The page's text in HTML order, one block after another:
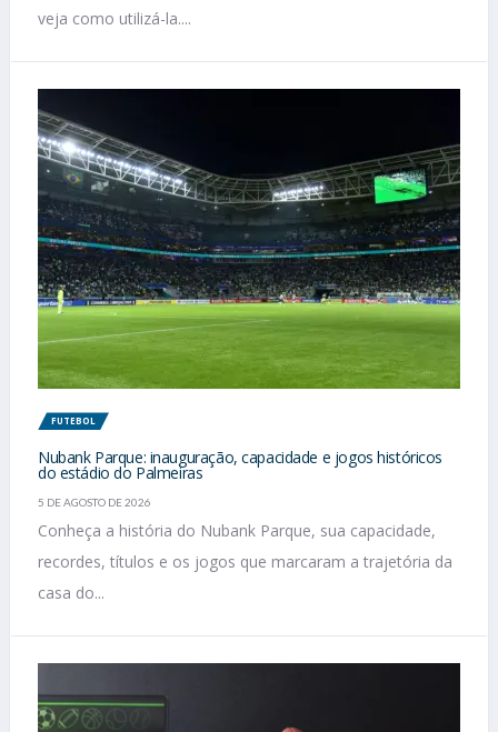
veja como utilizá-la....
FUTEBOL
Nubank Parque: inauguração, capacidade e jogos históricos
do estádio do Palmeiras
5 DE AGOSTO DE 2026
Conheça a história do Nubank Parque, sua capacidade,
recordes, títulos e os jogos que marcaram a trajetória da
casa do...